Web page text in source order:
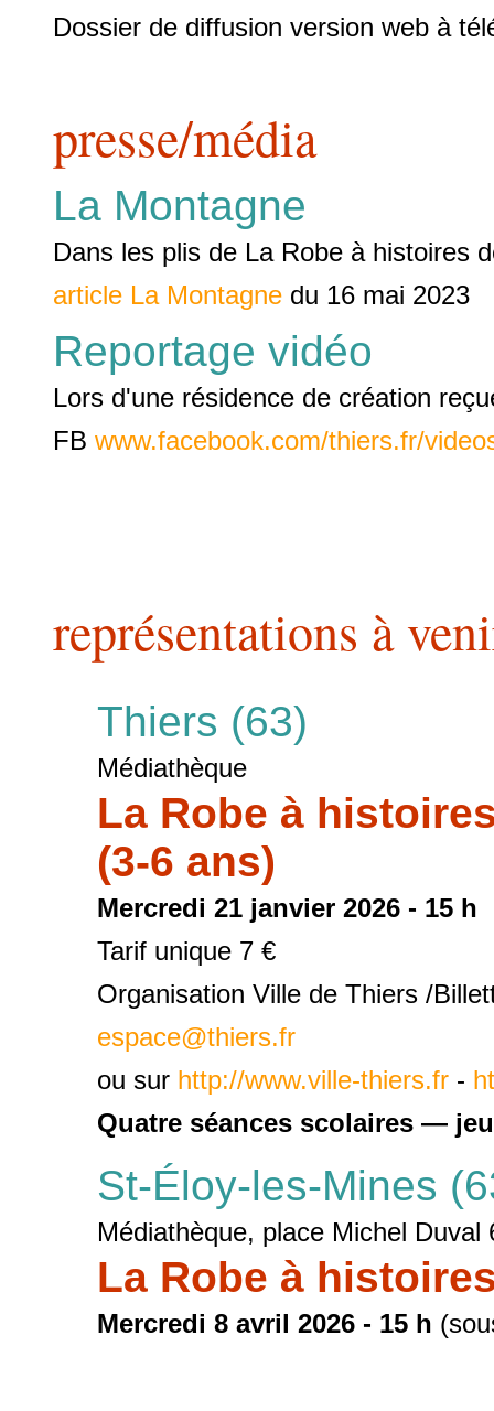
Dossier de diffusion version web à
presse/média
La Montagne
Dans les plis de La Robe à histoires
article La Montagne du 16 mai 2023
Reportage vidéo
Lors d'une résidence de création
FB www.facebook.com/thiers.fr/
représentations à
Thiers (63)
Médiathèque
La Robe à
(3-6 ans)
Mercredi 21 janvier 2026 - 15 h
Tarif unique 7 €
Organisation Ville de Thiers /
espace@thiers.fr
ou sur http://www.ville-thiers.fr -
Quatre séances scolaires —
St-Éloy-les-Mines
Médiathèque, place Michel
La Robe à
Mercredi 8 avril 2026 - 15 h